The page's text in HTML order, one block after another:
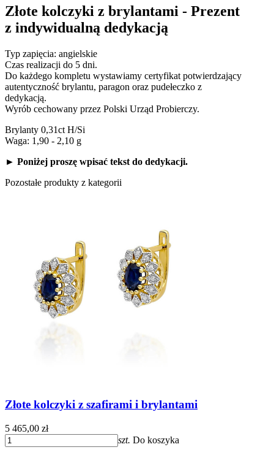
Złote kolczyki z brylantami - Prezent
z indywidualną dedykacją
Typ zapięcia: angielskie
Czas realizacji do 5 dni.
Do każdego kompletu wystawiamy certyfikat potwierdzający
autentyczność brylantu, paragon oraz pudełeczko z
dedykacją.
Wyrób cechowany przez Polski Urząd Probierczy.
Brylanty 0,31ct H/Si
Waga: 1,90 - 2,10 g
► Poniżej proszę wpisać tekst do dedykacji.
Pozostałe produkty z kategorii
Złote kolczyki z szafirami i brylantami
5 465,00 zł
szt. Do koszyka